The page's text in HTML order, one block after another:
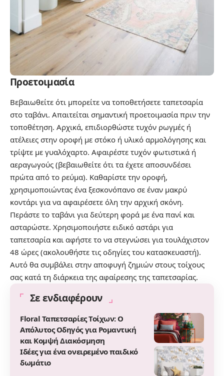
Προετοιμασία
Βεβαιωθείτε ότι μπορείτε να τοποθετήσετε ταπετσαρία
στο ταβάνι. Απαιτείται σημαντική προετοιμασία πριν την
τοποθέτηση. Αρχικά, επιδιορθώστε τυχόν ρωγμές ή
ατέλειες στην οροφή με στόκο ή υλικό αρμολόγησης και
τρίψτε με γυαλόχαρτο. Αφαιρέστε τυχόν φωτιστικά ή
αεραγωγούς (βεβαιωθείτε ότι τα έχετε αποσυνδέσει
πρώτα από το ρεύμα). Καθαρίστε την οροφή,
χρησιμοποιώντας ένα ξεσκονόπανο σε έναν μακρύ
κοντάρι για να αφαιρέσετε όλη την αρχική σκόνη.
Περάστε το ταβάνι για δεύτερη φορά με ένα πανί και
ασταρώστε. Χρησιμοποιήστε ειδικό αστάρι για
ταπετσαρία και αφήστε το να στεγνώσει για τουλάχιστον
48 ώρες (ακολουθήστε τις οδηγίες του κατασκευαστή).
Αυτό θα συμβάλει στην αποφυγή ζημιών στους τοίχους
σας κατά τη διάρκεια της αφαίρεσης της ταπετσαρίας.
Σε ενδιαφέρουν
Floral Ταπετσαρίες Τοίχων: Ο
Απόλυτος Οδηγός για Ρομαντική
και Κομψή Διακόσμηση
Ιδέες για ένα ονειρεμένο παιδικό
δωμάτιο